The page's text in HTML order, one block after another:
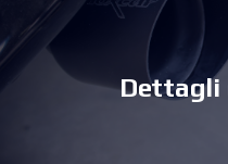
Dettagli